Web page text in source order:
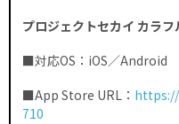
プロジェクトセカイ カラ
■対応OS：iOS／Android
■App Store URL：
710